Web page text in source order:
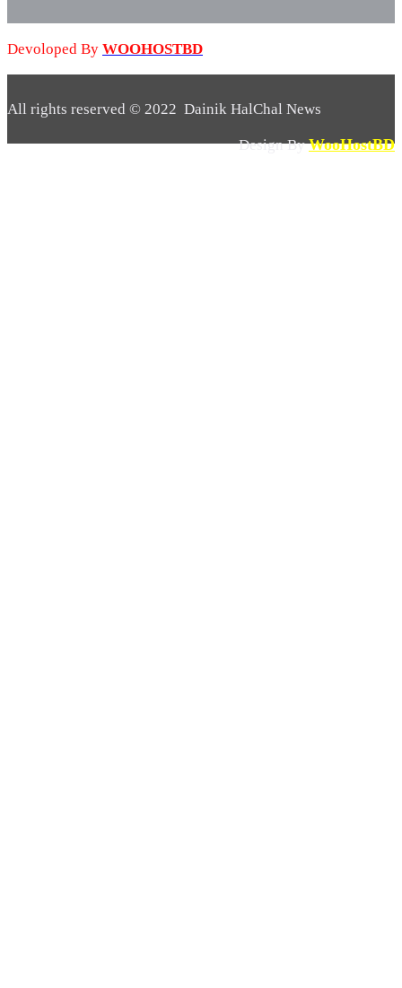
Devoloped By WOOHOSTBD
All rights reserved © 2022 Dainik HalChal News
Design ByWooHostBD